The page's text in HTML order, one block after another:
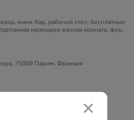
мини-бар, рабочий стол, бесплатные
мрамором ванная комната, фен,
75009 Париж, Франция